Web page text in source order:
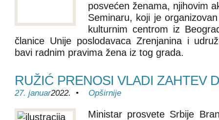
posvećen ženama, njihovim
Seminaru, koji je
kulturnim centrom iz
članice Unije poslodavaca Zrenjanina i
bavi radnim pravima žena iz tog grada.
RUŽIĆ PRENOSI VLADI ZAHTEV
27. januar2022. • Opširnije
Ministar prosvete Srbije